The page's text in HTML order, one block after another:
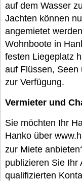
auf dem Wasser
Jachten können
angemietet
Wohnboote in
festen Liegeplatz
auf Flüssen, Seen
zur Verfügung.
Vermieter und
Sie möchten Ihr
Hanko über
zur Miete
publizieren Sie Ihr
qualifizierten